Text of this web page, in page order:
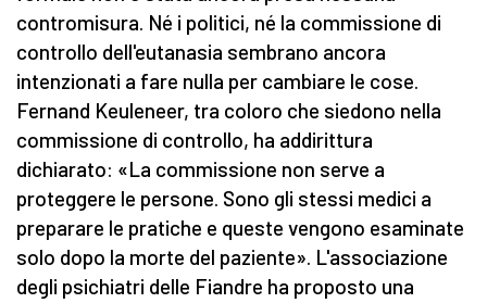
contromisura. Né i politici, né la commissione di
controllo dell'eutanasia sembrano ancora
intenzionati a fare nulla per cambiare le cose.
Fernand Keuleneer, tra coloro che siedono nella
commissione di controllo, ha addirittura
dichiarato: «La commissione non serve a
proteggere le persone. Sono gli stessi medici a
preparare le pratiche e queste vengono esaminate
solo dopo la morte del paziente». L'associazione
degli psichiatri delle Fiandre ha proposto una